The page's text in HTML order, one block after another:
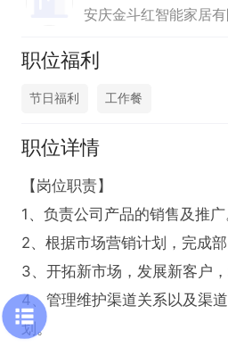
安庆金斗红智能家居有
职位福利
节日福利 工作餐
职位详情
【岗位职责】
1、负责公司产品的销售及推广
2、根据市场营销计划，完成部
3、开拓新市场，发展新客户
4、管理维护渠道关系以及渠
划。